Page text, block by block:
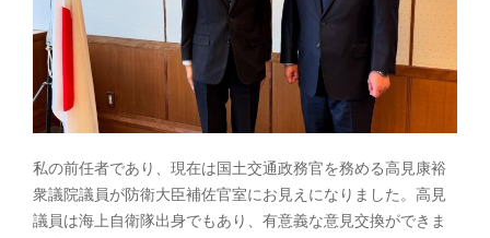
私の前任者であり、現在は国土交通政務官を務める高見康裕
衆議院議員が防衛大臣補佐官室にお見えになりました。高見
議員は海上自衛隊出身でもあり、有意義な意見交換ができま